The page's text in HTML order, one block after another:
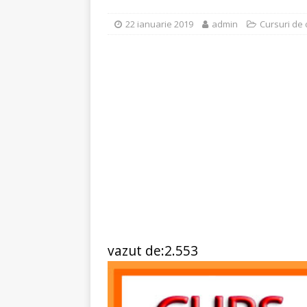
[ 6 ianuarie 2025 ]
22 ianuarie 2019 admin Cursuri de
vazut de:2.553